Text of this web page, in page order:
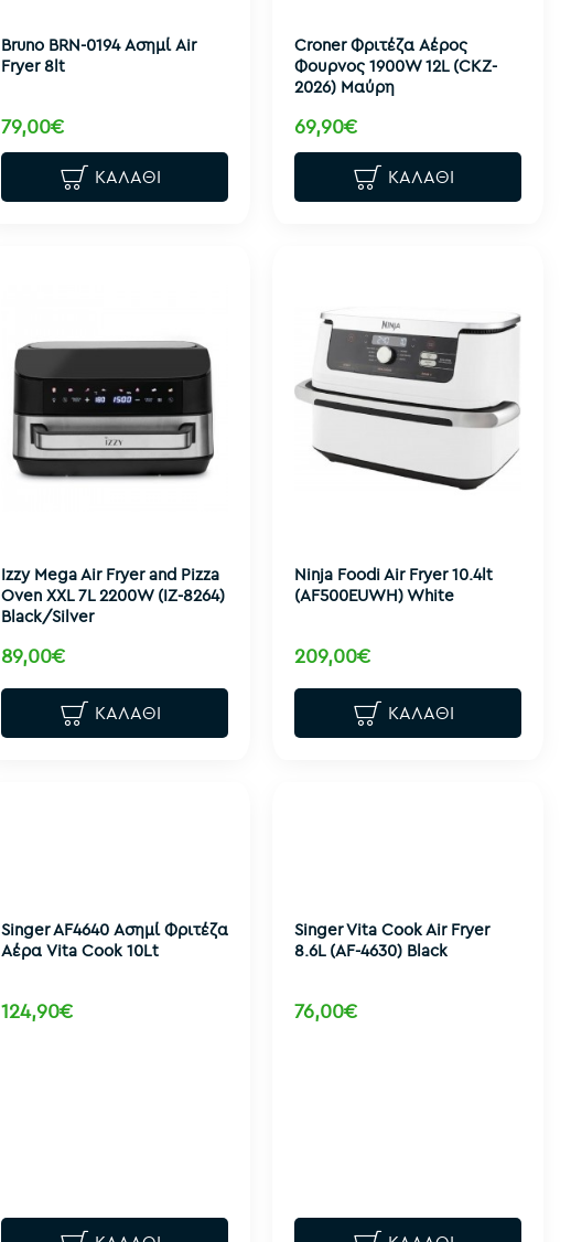
Bruno BRN-0194 Ασημί Air
Fryer 8lt
79,00€
ΚΑΛΆΘΙ
Croner Φριτέζα Αέρος
Φουρνος 1900W 12L (CKZ-
2026) Μαύρη
69,90€
ΚΑΛΆΘΙ
Izzy Mega Air Fryer and Pizza
Oven XXL 7L 2200W (IZ-8264)
Black/Silver
89,00€
ΚΑΛΆΘΙ
Ninja Foodi Air Fryer 10.4lt
(AF500EUWH) White
209,00€
ΚΑΛΆΘΙ
Singer AF4640 Ασημί Φριτέζα
Αέρα Vita Cook 10Lt
124,90€
Singer Vita Cook Air Fryer
8.6L (AF-4630) Black
76,00€